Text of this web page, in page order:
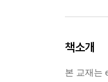
책소개
본 교재는